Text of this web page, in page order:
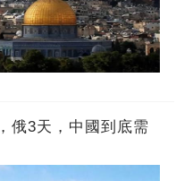
俄3天，中國到底需